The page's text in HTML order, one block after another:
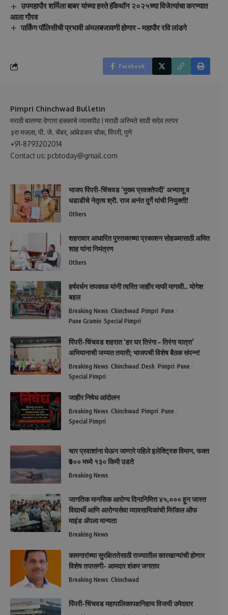
उपमहापौर शर्मिला बाबर यांच्या हस्ते हॅकेथॉन २०२५च्या विजेत्यांचा करण्यात
आला गौरव
पार्किंग पॉलिसीची प्रभावी अंमलबजावणी होणार – महापौर रवि लांडगे
Facebook
Pimpri Chinchwad Bulletin
मराठी बातम्या देणारा हक्काचे व्यासपीठ ! मराठी अस्मिते साठी सदेव तत्पर
३रा मजला, पी. जे. चेंबर, आंबेडकर चौक, पिंपरी, पुणे
+91-8793202014
Contact us: pcbtoday@gmail.com
भाजप पिंपरी-चिंचवड ‘मुख्य प्रवक्तेपदी’ अभ्यासू व
धडाडीचे नेतृत्व श्री. राज अनंत दुर्गे यांची नियुक्ती!
Others
शहरावार आधारित पुस्तकाच्या प्रकाशन सोहळ्यासाठी अमित
शाह यांना निमंत्रण
Others
हर्षवर्धन सपकाळ यांनी त्वरित जाहीर माफी मागावी.. योगेश
बहल
Breaking News Chinchwad Pimpri Pune
Pune Gramin Special Pimpri
पिंपरी-चिंचवड शहरात ‘हर घर तिरंगा – तिरंगा यात्रा’
अभियानाची जय्यत तयारी; भाजपची विशेष बैठक संपन्न!
Breaking News Chinchwad Desh Pimpri Pune
Special Pimpri
जाहीर निषेध आंदोलन
Breaking News Chinchwad Pimpri Pune
Special Pimpri
चार प्रवाशांना घेऊन जाणारे पहिले इलेक्ट्रिक विमान, फक्त
₹७०० मध्ये १३० किमी उडते
Breaking News
जागतिक मानसिक आरोग्य दिनानिमित्त ४५,००० हून जास्त
विद्यार्थी आणि आरोग्यसेवा व्यावसायिकांची मिरॅकल ऑफ
माइंड ॲपला मान्यता
Breaking News
कामगारांच्या सुरक्षिततेसाठी राज्यातील कारखान्यांची होणार
विशेष तपासणी- आमदार शंकर जगताप
Breaking News Chinchwad
पिंपरी-चिंचवड महापालिकापक्षनिहाय विजयी उमेदवार